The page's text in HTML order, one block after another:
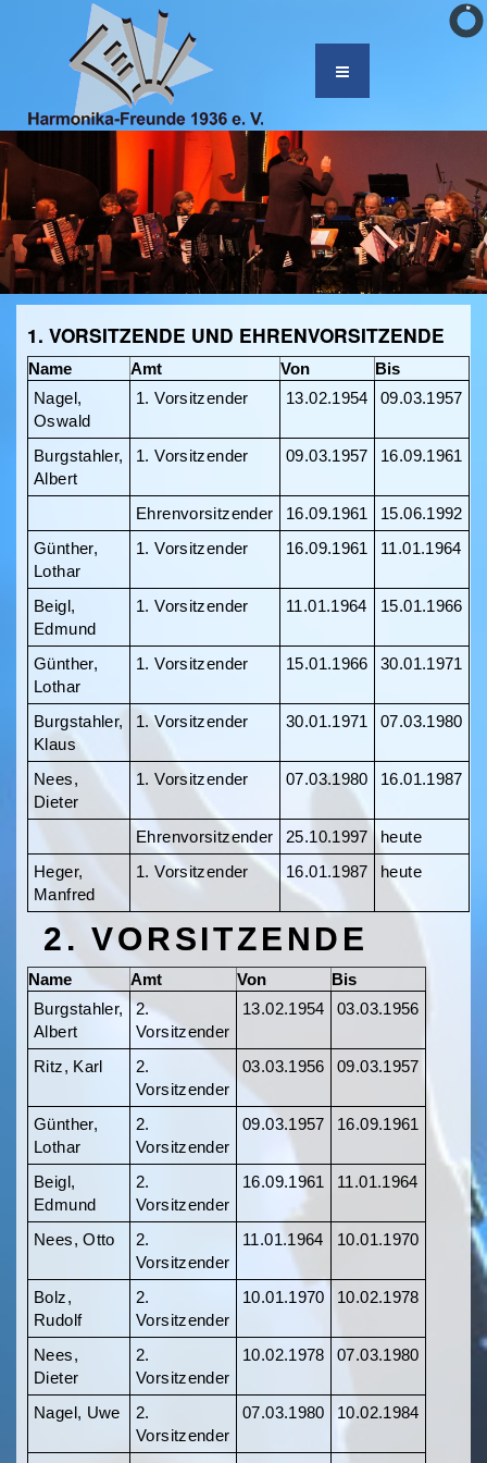
1. VORSITZENDE UND EHRENVORSITZENDE
Name Amt Von
Bis
Nagel,
Oswald
1. Vorsitzender 13.02.1954 09.03.1957
Burgstahler,
Albert
1. Vorsitzender 09.03.1957 16.09.1961
Ehrenvorsitzender 16.09.1961
15.06.1992
Günther,
Lothar
1. Vorsitzender 16.09.1961 11.01.1964
Beigl,
Edmund
1. Vorsitzender 11.01.1964 15.01.1966
Günther,
Lothar
1. Vorsitzender 15.01.1966 30.01.1971
Burgstahler,
Klaus
1. Vorsitzender 30.01.1971 07.03.1980
Nees,
Dieter
1. Vorsitzender 07.03.1980 16.01.1987
Ehrenvorsitzender 25.10.1997
heute
Heger,
Manfred
1. Vorsitzender 16.01.1987 heute
2. VORSITZENDE
Name Amt Von
Bis
Burgstahler,
Albert
2.
Vorsitzender
13.02.1954 03.03.1956
Ritz, Karl
2.
Vorsitzender
03.03.1956 09.03.1957
Günther,
Lothar
2.
Vorsitzender
09.03.1957 16.09.1961
Beigl,
Edmund
2.
Vorsitzender
16.09.1961 11.01.1964
Nees, Otto
2.
Vorsitzender
11.01.1964 10.01.1970
Bolz,
Rudolf
2.
Vorsitzender
10.01.1970 10.02.1978
Nees,
Dieter
2.
Vorsitzender
10.02.1978 07.03.1980
Nagel, Uwe
2.
Vorsitzender
07.03.1980 10.02.1984